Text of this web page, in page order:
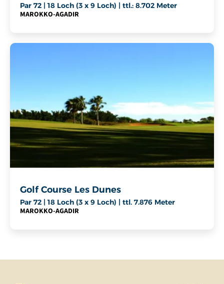
Par 72 | 18 Loch (3 x 9 Loch) | ttl.: 8.702 Meter
MAROKKO-AGADIR
Golf Course Les Dunes
Par 72 | 18 Loch (3 x 9 Loch) | ttl. 7.876 Meter
MAROKKO-AGADIR